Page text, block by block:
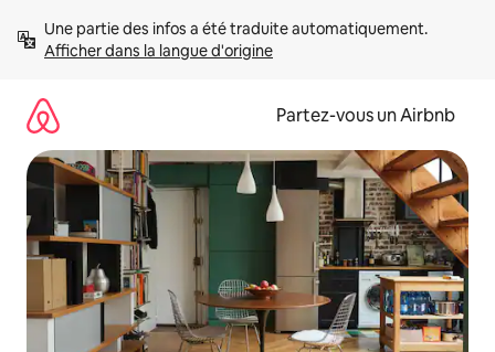
directement
Afficher dans la langue d'origine
Partez-vous un Airbnb